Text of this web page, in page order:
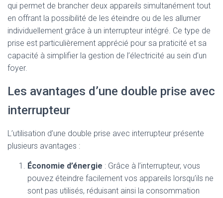
qui permet de brancher deux appareils simultanément tout
en offrant la possibilité de les éteindre ou de les allumer
individuellement grâce à un interrupteur intégré. Ce type de
prise est particulièrement apprécié pour sa praticité et sa
capacité à simplifier la gestion de l’électricité au sein d’un
foyer.
Les avantages d’une double prise avec
interrupteur
L’utilisation d’une double prise avec interrupteur présente
plusieurs avantages :
Économie d’énergie : Grâce à l’interrupteur, vous
pouvez éteindre facilement vos appareils lorsqu’ils ne
sont pas utilisés, réduisant ainsi la consommation